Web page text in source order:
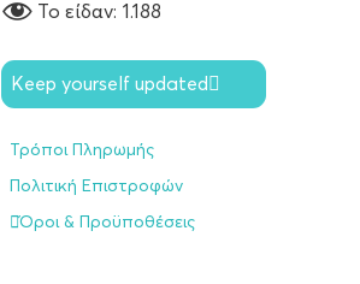
To είδαν: 1.188
Keep yourself updated
Τρόποι Πληρωμής
Πολιτική Επιστροφών
Όροι & Προϋποθέσεις